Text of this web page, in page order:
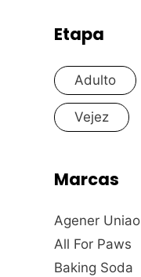
Etapa
Adulto
Vejez
Marcas
Agener Uniao
All For Paws
Baking Soda